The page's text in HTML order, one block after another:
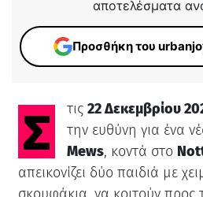
αποτελέσματα
Προσθήκη του
Στις 22 Δεκεμβρίου
την ευθύνη για ένα
Mews, κοντά στο
απεικονίζει δύο παιδιά με